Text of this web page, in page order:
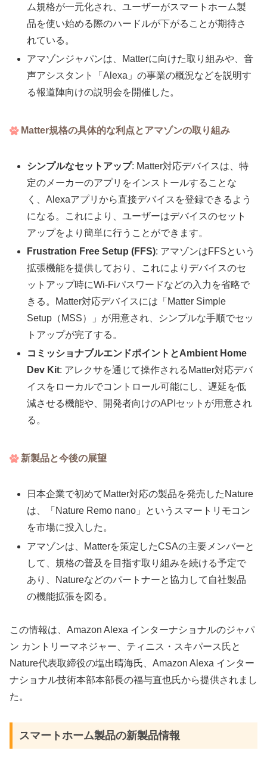
ム規格が一元化され、ユーザーがスマートホーム製
品を使い始める際のハードルが下がることが期待さ
れている。
アマゾンジャパンは、Matterに向けた取り組みや、音
声アシスタント「Alexa」の事業の概況などを説明す
る報道陣向けの説明会を開催した。
Matter規格の具体的な利点とアマゾンの取り組み
シンプルなセットアップ: Matter対応デバイスは、特
定のメーカーのアプリをインストールすることな
く、Alexaアプリから直接デバイスを登録できるよう
になる。これにより、ユーザーはデバイスのセット
アップをより簡単に行うことができます。
Frustration Free Setup (FFS): アマゾンはFFSという
拡張機能を提供しており、これによりデバイスのセ
ットアップ時にWi-Fiパスワードなどの入力を省略で
きる。Matter対応デバイスには「Matter Simple
Setup（MSS）」が用意され、シンプルな手順でセッ
トアップが完了する。
コミッショナブルエンドポイントとAmbient Home
Dev Kit: アレクサを通じて操作されるMatter対応デバ
イスをローカルでコントロール可能にし、遅延を低
減させる機能や、開発者向けのAPIセットが用意され
る。
新製品と今後の展望
日本企業で初めてMatter対応の製品を発売したNature
は、「Nature Remo nano」というスマートリモコン
を市場に投入した。
アマゾンは、Matterを策定したCSAの主要メンバーと
して、規格の普及を目指す取り組みを続ける予定で
あり、Natureなどのパートナーと協力して自社製品
の機能拡張を図る。
この情報は、Amazon Alexa インターナショナルのジャパ
ン カントリーマネジャー、ティニス・スキパース氏と
Nature代表取締役の塩出晴海氏、Amazon Alexa インター
ナショナル技術本部本部長の福与直也氏から提供されまし
た。
スマートホーム製品の新製品情報